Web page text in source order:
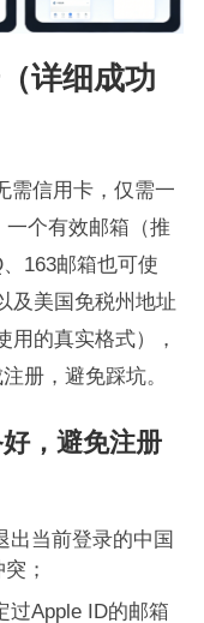
详细成功
需信用卡，仅需一
个有效邮箱（推
163邮箱也可使
及美国免税州地址
用的真实格式），
册，避免踩坑。
，避免注册
出当前登录的中国
；
过Apple ID的邮箱